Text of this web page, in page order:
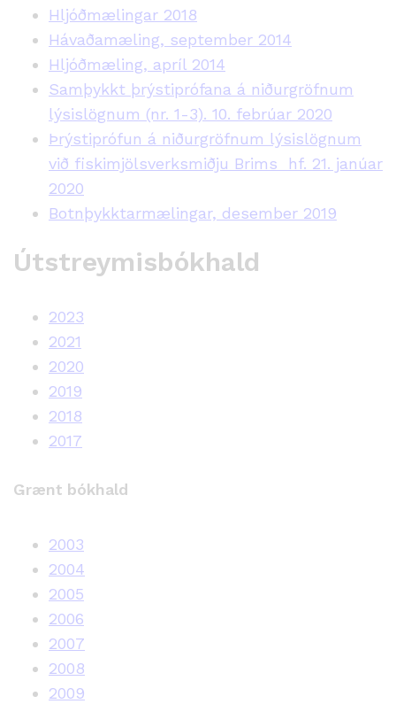
Hljóðmælingar 2018
Hávaðamæling, september 2014
Hljóðmæling, apríl 2014
Samþykkt þrýstiprófana á niðurgröfnum
lýsislögnum (nr. 1-3). 10. febrúar 2020
Þrýstiprófun á niðurgröfnum lýsislögnum
við fiskimjölsverksmiðju Brims hf. 21. janúar
2020
Botnþykktarmælingar, desember 2019
Útstreymisbókhald
2023
2021
2020
2019
2018
2017
Grænt bókhald
2003
2004
2005
2006
2007
2008
2009